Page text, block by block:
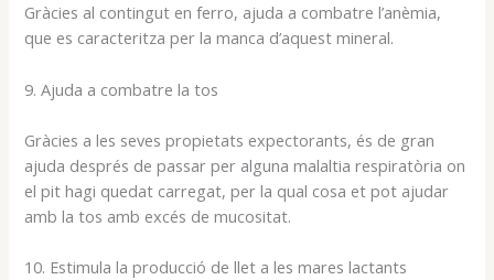
Gràcies al contingut en ferro, ajuda a combatre l’anèmia,
que es caracteritza per la manca d’aquest mineral.
9. Ajuda a combatre la tos
Gràcies a les seves propietats expectorants, és de gran
ajuda després de passar per alguna malaltia respiratòria on
el pit hagi quedat carregat, per la qual cosa et pot ajudar
amb la tos amb excés de mucositat.
10. Estimula la producció de llet a les mares lactants